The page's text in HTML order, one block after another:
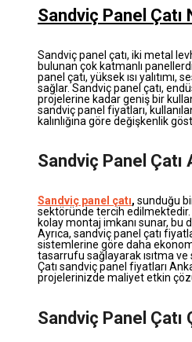
Sandviç Panel Çatı
Sandviç panel çatı, iki metal
bulunan çok katmanlı
panel çatı, yüksek ısı yalıtımı,
sağlar. Sandviç panel çatı,
projelerine kadar geniş bir
sandviç panel fiyatları,
kalınlığına göre değişkenlik
Sandviç Panel Çatı
Sandviç panel çatı, sunduğu
sektöründe tercih edilmektedir.
kolay montaj imkanı sunar, bu
Ayrıca, sandviç panel çatı
sistemlerine göre daha
tasarrufu sağlayarak ısıtma
Çatı sandviç panel fiyatları
projelerinizde maliyet etkin
Sandviç Panel Çatı